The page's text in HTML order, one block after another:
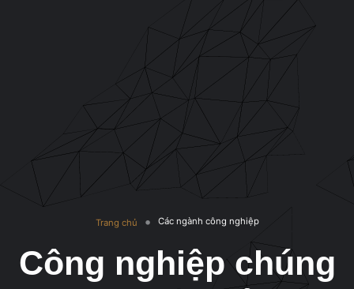
Trang chủ Các ngành công nghiệp
Công nghiệp chúng